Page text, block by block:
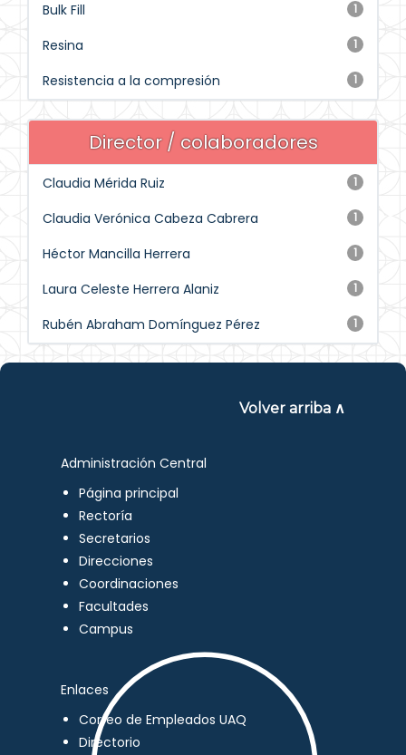
1
Bulk Fill
1
Resina
1
Resistencia a la compresión
Director / colaboradores
1
Claudia Mérida Ruiz
1
Claudia Verónica Cabeza Cabrera
1
Héctor Mancilla Herrera
1
Laura Celeste Herrera Alaniz
1
Rubén Abraham Domínguez Pérez
Volver arriba ∧
Administración Central
Página principal
Rectoría
Secretarios
Direcciones
Coordinaciones
Facultades
Campus
Enlaces
Correo de Empleados UAQ
Directorio